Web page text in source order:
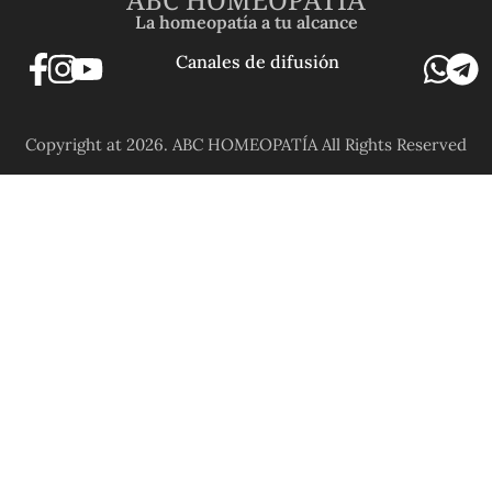
La homeopatía a tu alcance
Canales de difusión
Copyright at 2026. ABC HOMEOPATÍA All Rights Reserved